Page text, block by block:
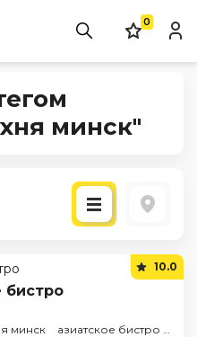
0
минск"
бистро
10.0
минск
азиатское бистро минск